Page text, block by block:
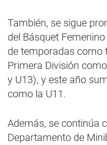
También, se sigue
del Básquet
de temporadas como
Primera División
y U13), y este año
como la U11.
Además, se continúa
Departamento de